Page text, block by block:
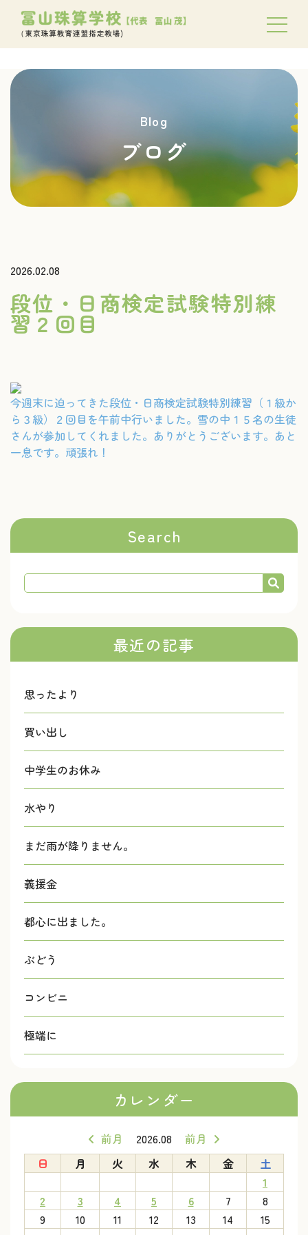
Blog
ブログ
2026.02.08
段位・日商検定試験特別練
習２回目
今週末に迫ってきた段位・日商検定試験特別練習（１級か
ら３級）２回目を午前中行いました。雪の中１５名の生徒
さんが参加してくれました。ありがとうございます。あと
一息です。頑張れ！
Search
最近の記事
思ったより
買い出し
中学生のお休み
水やり
まだ雨が降りません。
義援金
都心に出ました。
ぶどう
コンビニ
極端に
カレンダー
前月 2026.08
前月
日
月 火 水 木 金
土
1
2
3 4 5 6 7
8
9
10 11 12 13 14
15